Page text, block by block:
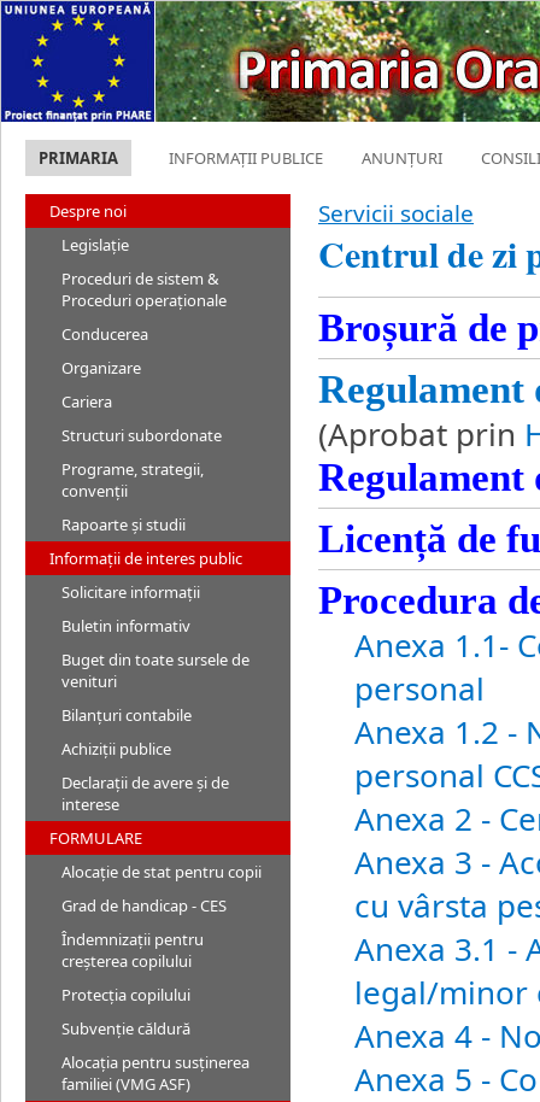
PRIMARIA INFORMAȚII PUBLICE ANUNȚURI
Despre noi
Legislație
Proceduri de sistem &
Proceduri operaționale
Conducerea
Organizare
Cariera
Structuri subordonate
Programe, strategii,
convenții
Rapoarte și studii
Informații de interes public
Solicitare informații
Buletin informativ
Buget din toate sursele de
venituri
Bilanțuri contabile
Achiziții publice
Declarații de avere și de
interese
FORMULARE
Alocaţie de stat pentru copii
Grad de handicap - CES
Îndemnizaţii pentru
creşterea copilului
Protecția copilului
Subvenție căldură
Alocaţia pentru susţinerea
familiei (VMG ASF)
Servicii sociale
Centrul de zi
Broșură de
Regulament
(Aprobat prin
Licență de
Procedura
Anexa 1.1-
personal
Anexa 1.2 -
personal
Anexa 2 -
Anexa 3 -
cu vârsta
Anexa 3.1 -
legal/minor
Anexa 4 -
Anexa 5 -